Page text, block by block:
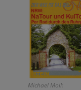
Michael Moll: